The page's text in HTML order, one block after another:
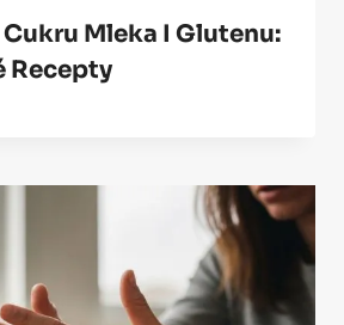
Cukru Mleka I Glutenu:
Recepty